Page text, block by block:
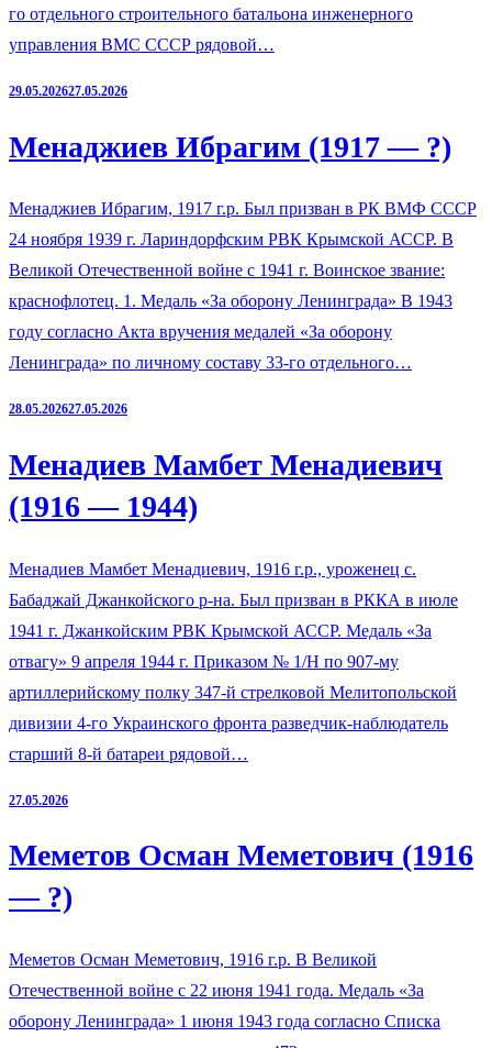
го отдельного строительного батальона инженерного
управления ВМС СССР рядовой…
29.05.202627.05.2026
Менаджиев Ибрагим (1917 — ?)
Менаджиев Ибрагим, 1917 г.р. Был призван в РК ВМФ СССР
24 ноября 1939 г. Лариндорфским РВК Крымской АССР. В
Великой Отечественной войне с 1941 г. Воинское звание:
краснофлотец. 1. Медаль «За оборону Ленинграда» В 1943
году согласно Акта вручения медалей «За оборону
Ленинграда» по личному составу 33-го отдельного…
28.05.202627.05.2026
Менадиев Мамбет Менадиевич
(1916 — 1944)
Менадиев Мамбет Менадиевич, 1916 г.р., уроженец с.
Бабаджай Джанкойского р-на. Был призван в РККА в июле
1941 г. Джанкойским РВК Крымской АССР. Медаль «За
отвагу» 9 апреля 1944 г. Приказом № 1/Н по 907-му
артиллерийскому полку 347-й стрелковой Мелитопольской
дивизии 4-го Украинского фронта разведчик-наблюдатель
старший 8-й батареи рядовой…
27.05.2026
Меметов Осман Меметович (1916
— ?)
Меметов Осман Меметович, 1916 г.р. В Великой
Отечественной войне с 22 июня 1941 года. Медаль «За
оборону Ленинграда» 1 июня 1943 года согласно Списка